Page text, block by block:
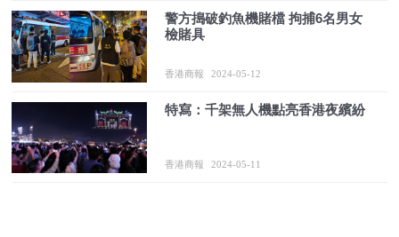
警方搗破釣魚機賭檔 拘捕6名男女
檢賭具
香港商報 2024-05-12
特寫：千架無人機點亮香港夜繽紛
香港商報 2024-05-11